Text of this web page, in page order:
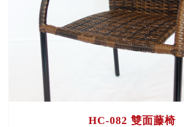
HC-082 雙面藤椅